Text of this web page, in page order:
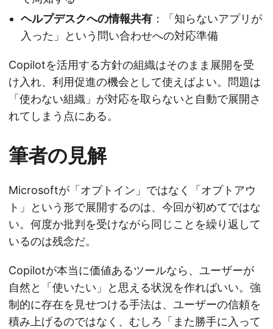
ヘルプデスクへの情報共有 ：「知らないアプリが
入った」という問い合わせへの対応準備
Copilotを活用する方針の組織はそのまま展開を受
け入れ、利用促進の機会として使えばよい。問題は
「使わない組織」が対応を取らないと自動で展開さ
れてしまう点にある。
筆者の見解
Microsoftが「オプトイン」ではなく「オプトアウ
ト」という形で展開するのは、今回が初めてではな
い。何度か批判を受けながら同じことを繰り返して
いるのは残念だ。
Copilotが本当に価値あるツールなら、ユーザーが
自然と「使いたい」と思える状況を作ればいい。強
制的に存在を見せつける手法は、ユーザーの信頼を
積み上げるのではなく、むしろ「また勝手に入って